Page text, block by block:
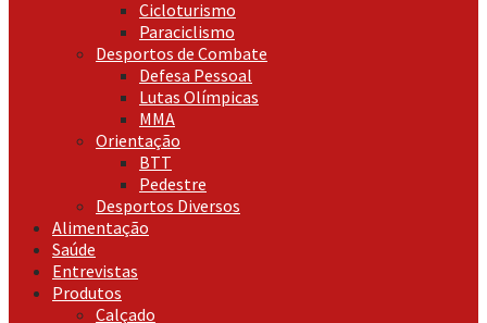
Cicloturismo
Paraciclismo
Desportos de Combate
Defesa Pessoal
Lutas Olímpicas
MMA
Orientação
BTT
Pedestre
Desportos Diversos
Alimentação
Saúde
Entrevistas
Produtos
Calçado